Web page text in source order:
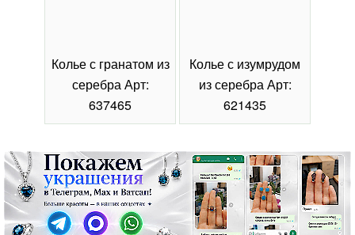
Колье с гранатом из
серебра Арт:
637465
Колье с изумрудом
из серебра Арт:
621435